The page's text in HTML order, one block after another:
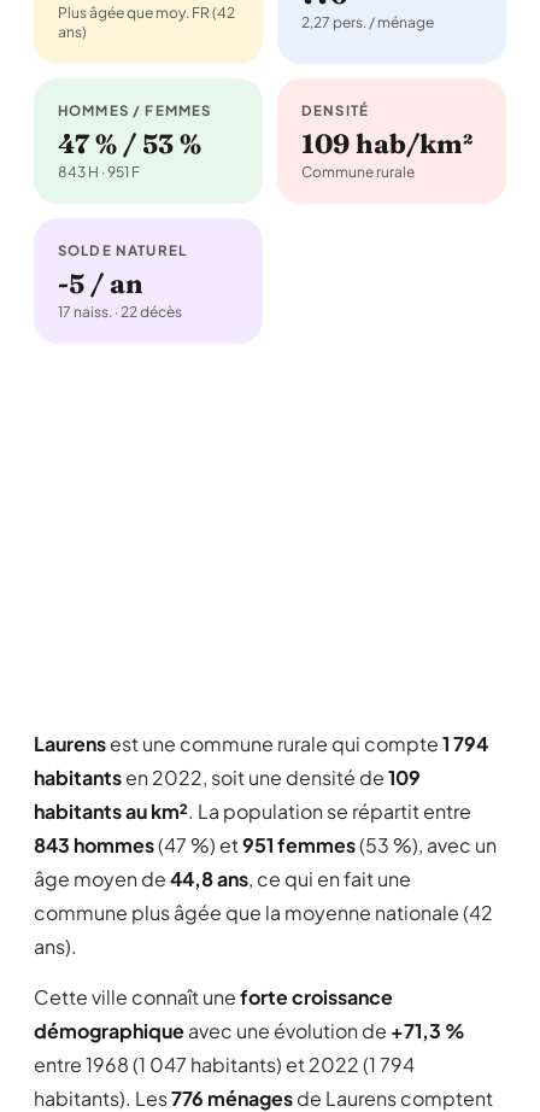
Plus âgée que moy. FR (42
ans)
2,27 pers. / ménage
HOMMES / FEMMES
47 % / 53 %
843 H · 951 F
DENSITÉ
109 hab/km²
Commune rurale
SOLDE NATUREL
-5 / an
17 naiss. · 22 décès
Laurensest une commune rurale qui compte1 794
habitantsen 2022, soit une densité de109
habitants au km². La population se répartit entre
843 hommes(47 %) et951 femmes(53 %), avec un
âge moyen de44,8 ans, ce qui en fait une
commune plus âgée que la moyenne nationale (42
ans).
Cette ville connaît uneforte croissance
démographiqueavec une évolution de +71,3 %
entre 1968 (1 047 habitants) et 2022 (1 794
habitants). Les776 ménagesde Laurens comptent